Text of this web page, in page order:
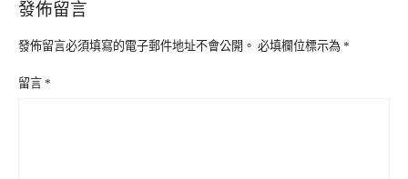
發佈留言
發佈留言必須填寫的電子郵件地址不會公開。 必填欄位標示為 *
留言 *